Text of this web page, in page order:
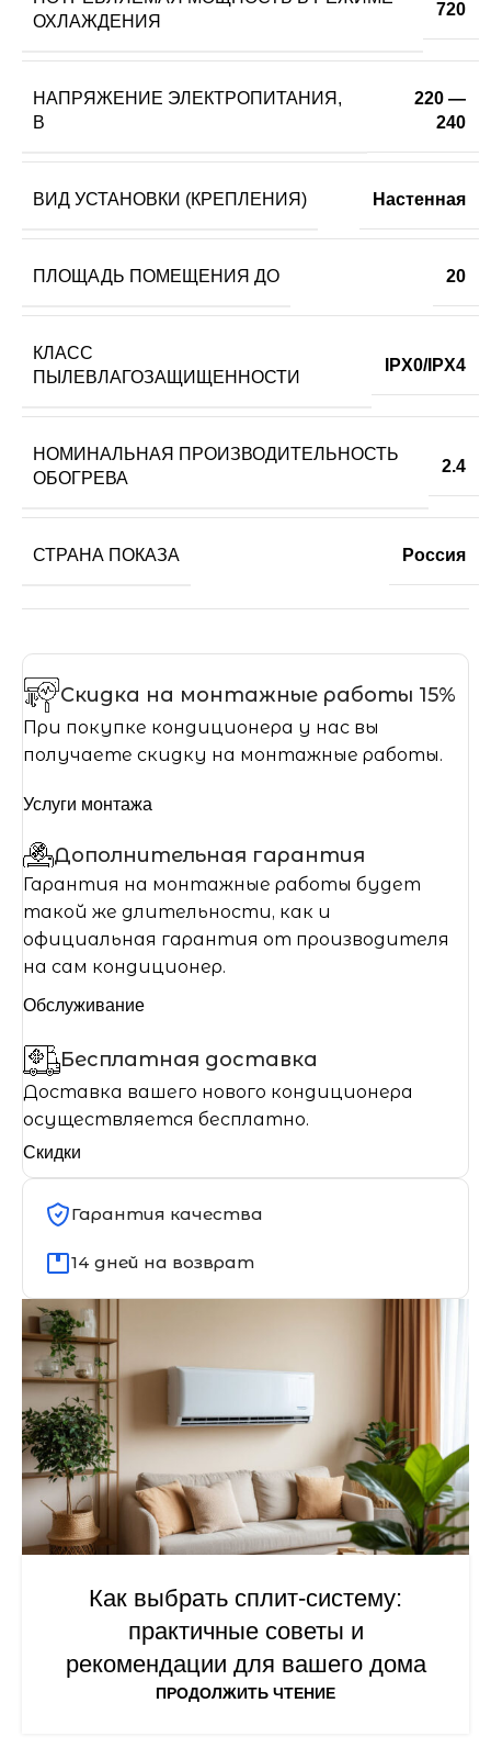
ОХЛАЖДЕНИЯ
720
НАПРЯЖЕНИЕ ЭЛЕКТРОПИТАНИЯ,
В
220 —
240
ВИД УСТАНОВКИ (КРЕПЛЕНИЯ) Настенная
ПЛОЩАДЬ ПОМЕЩЕНИЯ ДО 20
КЛАСС
ПЫЛЕВЛАГОЗАЩИЩЕННОСТИ
IPX0/IPX4
НОМИНАЛЬНАЯ ПРОИЗВОДИТЕЛЬНОСТЬ
ОБОГРЕВА
2.4
СТРАНА ПОКАЗА Россия
Скидка на монтажные работы 15%
При покупке кондиционера у нас вы
получаете скидку на монтажные работы.
Услуги монтажа
Дополнительная гарантия
Гарантия на монтажные работы будет
такой же длительности, как и
официальная гарантия от производителя
на сам кондиционер.
Обслуживание
Бесплатная доставка
Доставка вашего нового кондиционера
осуществляется бесплатно.
Скидки
Гарантия качества
14 дней на возврат
Как выбрать сплит-систему:
практичные советы и
рекомендации для вашего дома
ПРОДОЛЖИТЬ ЧТЕНИЕ